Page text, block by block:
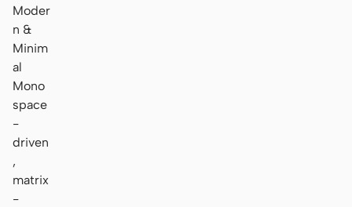
Moder
n &
Minim
al
Mono
space
-
driven
,
matrix
-